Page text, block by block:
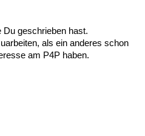
Du geschrieben hast.
als ein anderes schon
am P4P haben.